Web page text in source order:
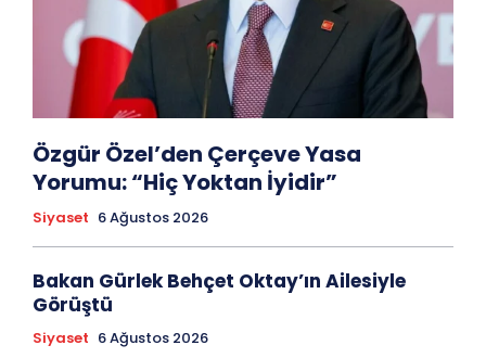
Özgür Özel’den Çerçeve Yasa
Yorumu: “Hiç Yoktan İyidir”
Siyaset 6 Ağustos 2026
Bakan Gürlek Behçet Oktay’ın Ailesiyle
Görüştü
Siyaset 6 Ağustos 2026